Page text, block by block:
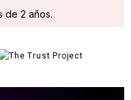
de 2 años.